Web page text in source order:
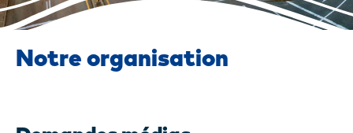
Notre organisation